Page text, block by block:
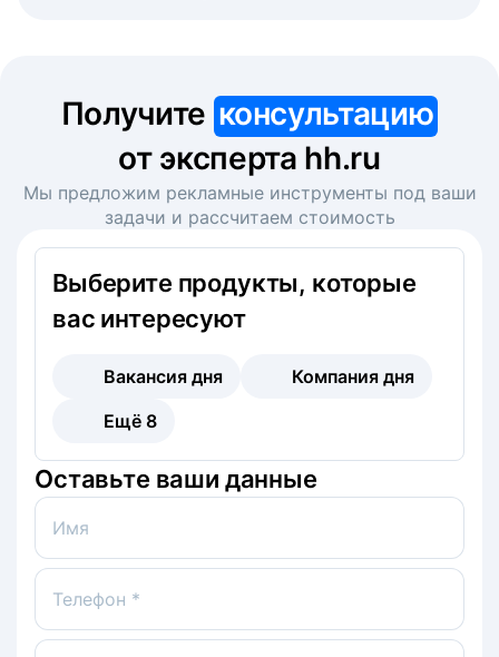
Получите консультацию
от эксперта hh.ru
Мы предложим рекламные инструменты под ваши
задачи и рассчитаем стоимость
Выберите продукты, которые
вас интересуют
Вакансия дня
Компания дня
Ещё 8
Оставьте ваши данные
Имя
Телефон *